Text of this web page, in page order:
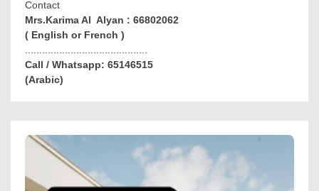
Contact
Mrs.Karima Al Alyan : 66802062
( English or French )
Call / Whatsapp: 65146515
(Arabic)